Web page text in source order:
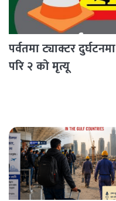
पर्वतमा ट्याक्टर दुर्घटनमा
परि २ को मृत्यू